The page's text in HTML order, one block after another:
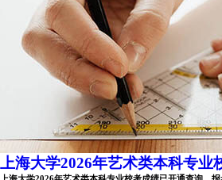
上海大学2026年艺术类本科专业